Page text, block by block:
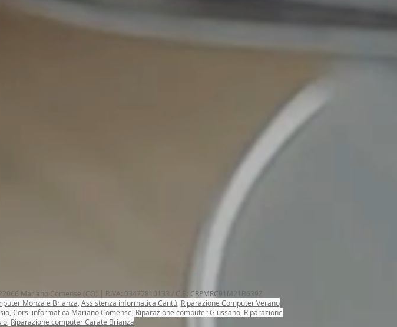
Mariano Comense (CO) | P.IVA: 03477810133 / C.F.: CRPMRC91M21B639Z
Monza e Brianza Assistenza informatica Cantù, Riparazione Computer Verano
Corsi informatica Mariano Comense Riparazione computer Giussano Riparazione
Riparazione computer Carate Brianza